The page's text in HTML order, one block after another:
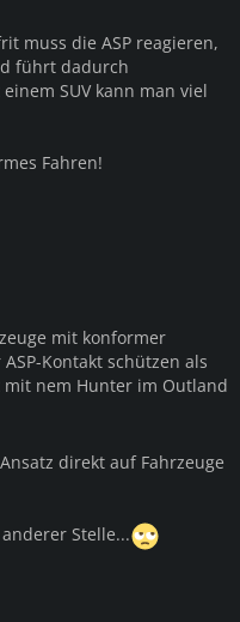
muss die ASP reagieren,
führt dadurch
SUV kann man viel
Fahren!
mit konformer
Kontakt schützen als
nem Hunter im Outland
direkt auf Fahrzeuge
Stelle...